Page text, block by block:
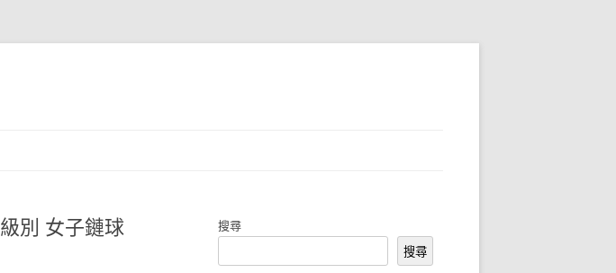
別 女子鏈球
搜尋
搜尋